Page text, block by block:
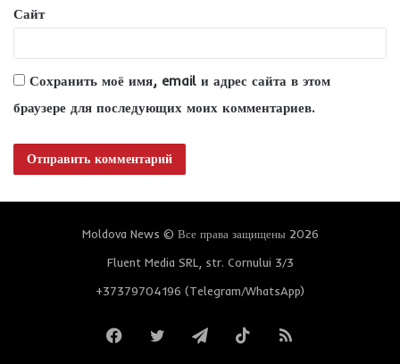
Сайт
Сохранить моё имя, email и адрес сайта в этом
браузере для последующих моих комментариев.
Moldova News © Все права защищены 2026
Fluent Media SRL, str. Cornului 3/3
+37379704196 (Telegram/WhatsApp)
FacebookTwitterTelegramTikTokRSS